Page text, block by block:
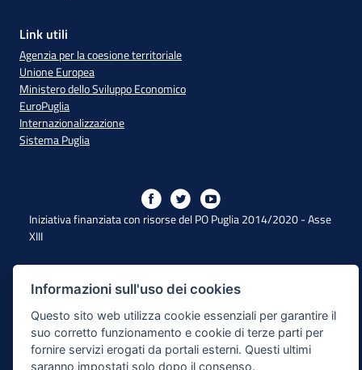
Link utili
Agenzia per la coesione territoriale
Unione Europea
Ministero dello Sviluppo Economico
EuroPuglia
Internazionalizzazione
Sistema Puglia
Iniziativa finanziata con risorse del PO Puglia 2014/2020 - Asse
XIII
Dichiarazione di Accessibilità
Note Legali
Cookie e Privacy
Informazioni sull'uso dei cookies
Questo sito web utilizza cookie essenziali per garantire il
suo corretto funzionamento e cookie di terze parti per
fornire servizi erogati da portali esterni. Questi ultimi
saranno impostati solo dopo il consenso.